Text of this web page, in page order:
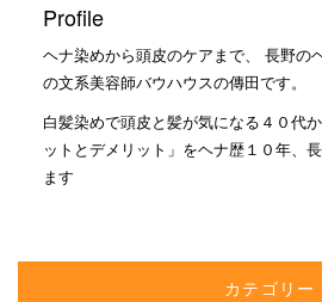
Profile
ヘナ染めから頭皮のケアまで、 長野
の文系美容師バウハウスの傳田です。
白髪染めで頭皮と髪が気になる４０代
ットとデメリット」をヘナ歴１０年、
ます
カテゴリー